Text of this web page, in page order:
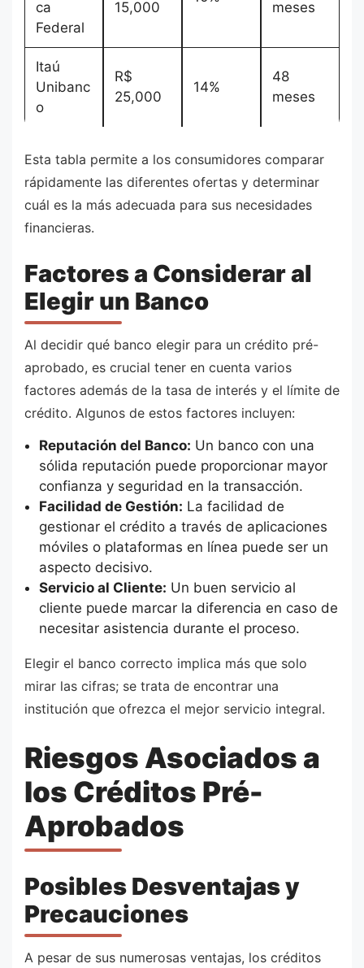
ca
Federal
15,000 meses
Itaú
Unibanc
o
R$
25,000
14%
48
meses
Esta tabla permite a los consumidores comparar
rápidamente las diferentes ofertas y determinar
cuál es la más adecuada para sus necesidades
financieras.
Factores a Considerar al
Elegir un Banco
Al decidir qué banco elegir para un crédito pré-
aprobado, es crucial tener en cuenta varios
factores además de la tasa de interés y el límite de
crédito. Algunos de estos factores incluyen:
Reputación del Banco: Un banco con una
sólida reputación puede proporcionar mayor
confianza y seguridad en la transacción.
Facilidad de Gestión: La facilidad de
gestionar el crédito a través de aplicaciones
móviles o plataformas en línea puede ser un
aspecto decisivo.
Servicio al Cliente: Un buen servicio al
cliente puede marcar la diferencia en caso de
necesitar asistencia durante el proceso.
Elegir el banco correcto implica más que solo
mirar las cifras; se trata de encontrar una
institución que ofrezca el mejor servicio integral.
Riesgos Asociados a
los Créditos Pré-
Aprobados
Posibles Desventajas y
Precauciones
A pesar de sus numerosas ventajas, los créditos